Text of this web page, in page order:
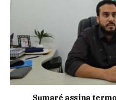
Sumaré assina